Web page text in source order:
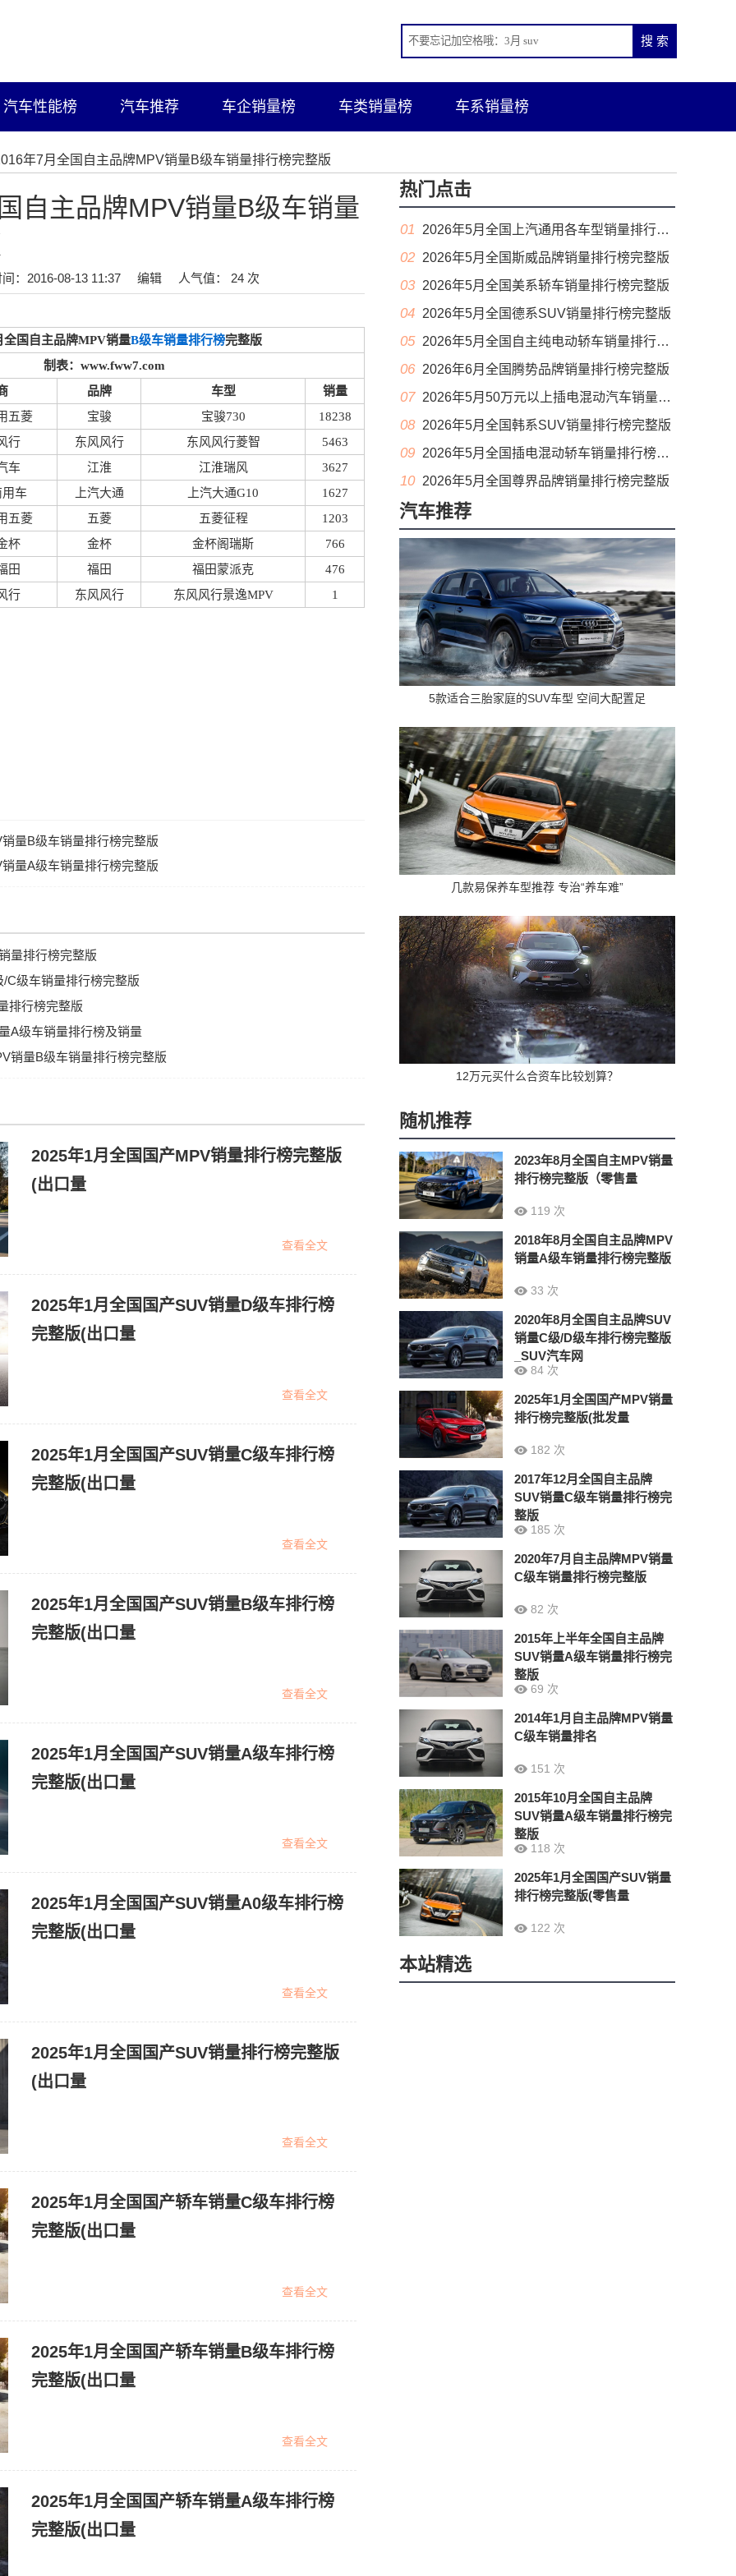
汽车性能榜 汽车推荐 车企销量榜 车类销量榜 车系销量榜
年7月全国自主品牌MPV销量B级车销量排行榜完整版
自主品牌MPV销量B级车销量
：2016-08-13 11:37 编辑 人气值： 24 次
全国自主品牌MPV销量B级车销量排行榜完整版
制表：www.fww7.com
品牌 车型
销量
五菱
宝骏 宝骏730
18238
行
东风风行 东风风行菱智
5463
车
江淮 江淮瑞风
3627
车
上汽大通 上汽大通G10
1627
五菱
五菱 五菱征程
1203
杯
金杯 金杯阁瑞斯
766
田
福田 福田蒙派克
476
行
东风风行 东风风行景逸MPV 1
量B级车销量排行榜完整版
量A级车销量排行榜完整版
量排行榜完整版
C级车销量排行榜完整版
排行榜完整版
A级车销量排行榜及销量
销量B级车销量排行榜完整版
2025年1月全国国产MPV销量排行榜完整版
(出口量
查看全文
2025年1月全国国产SUV销量D级车排行榜
完整版(出口量
查看全文
2025年1月全国国产SUV销量C级车排行榜
完整版(出口量
查看全文
2025年1月全国国产SUV销量B级车排行榜
完整版(出口量
查看全文
2025年1月全国国产SUV销量A级车排行榜
完整版(出口量
查看全文
2025年1月全国国产SUV销量A0级车排行榜
完整版(出口量
查看全文
2025年1月全国国产SUV销量排行榜完整版
(出口量
查看全文
2025年1月全国国产轿车销量C级车排行榜
完整版(出口量
查看全文
2025年1月全国国产轿车销量B级车排行榜
完整版(出口量
查看全文
2025年1月全国国产轿车销量A级车排行榜
完整版(出口量
热门点击
01 2026年5月全国上汽通用各车型销量排行榜完整版
02 2026年5月全国斯威品牌销量排行榜完整版
03 2026年5月全国美系轿车销量排行榜完整版
04 2026年5月全国德系SUV销量排行榜完整版
05 2026年5月全国自主纯电动轿车销量排行榜完整版(出口量
06 2026年6月全国腾势品牌销量排行榜完整版
07 2026年5月50万元以上插电混动汽车销量排行榜（零售量）
08 2026年5月全国韩系SUV销量排行榜完整版
09 2026年5月全国插电混动轿车销量排行榜完整版(出口量
10 2026年5月全国尊界品牌销量排行榜完整版
汽车推荐
5款适合三胎家庭的SUV车型 空间大配置足
几款易保养车型推荐 专治“养车难”
12万元买什么合资车比较划算？
随机推荐
2023年8月全国自主MPV销量
排行榜完整版（零售量
119 次
2018年8月全国自主品牌MPV
销量A级车销量排行榜完整版
33 次
2020年8月全国自主品牌SUV
销量C级/D级车排行榜完整版
_SUV汽车网
84 次
2025年1月全国国产MPV销量
排行榜完整版(批发量
182 次
2017年12月全国自主品牌
SUV销量C级车销量排行榜完
整版
185 次
2020年7月自主品牌MPV销量
C级车销量排行榜完整版
82 次
2015年上半年全国自主品牌
SUV销量A级车销量排行榜完
整版
69 次
2014年1月自主品牌MPV销量
C级车销量排名
151 次
2015年10月全国自主品牌
SUV销量A级车销量排行榜完
整版
118 次
2025年1月全国国产SUV销量
排行榜完整版(零售量
122 次
本站精选